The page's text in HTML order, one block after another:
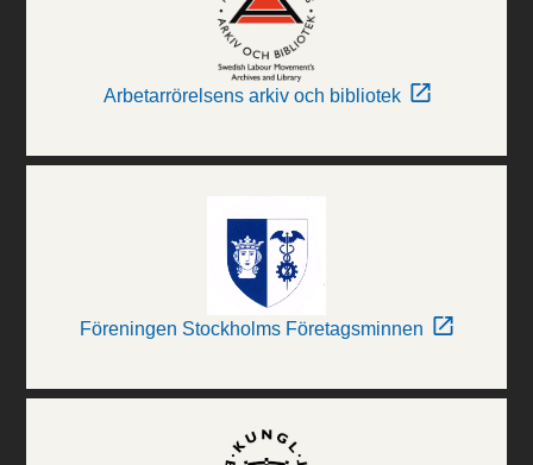
Arbetarrörelsens arkiv och bibliotek
Föreningen Stockholms Företagsminnen